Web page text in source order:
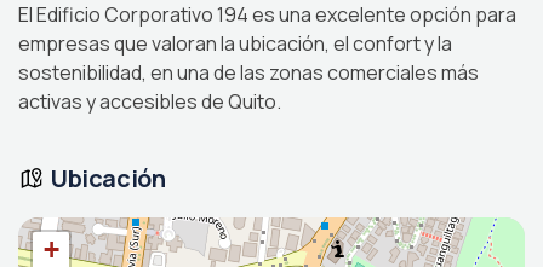
El Edificio Corporativo 194 es una excelente opción para
empresas que valoran la ubicación, el confort y la
sostenibilidad, en una de las zonas comerciales más
activas y accesibles de Quito.
Ubicación
+